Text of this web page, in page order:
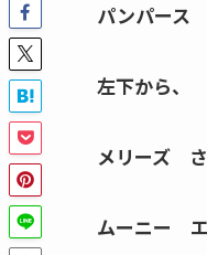
パンパース
左下から、
メリーズ
ムーニー